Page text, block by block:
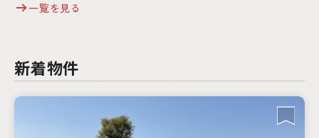
一覧を見る
新着物件